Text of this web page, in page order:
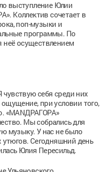
выступление Юлии
Коллектив сочетает в
поп-музыки и
программы. По
неё осуществлением
себя среди них
при условии того,
«МАNДРАГОРА»
Мы собрались для
музыку. У нас не было
утюгов. Сегодняшний день
Юлия Пересильд.